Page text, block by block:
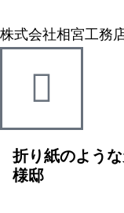
株式会社相宮工務
折り紙のよう
様邸